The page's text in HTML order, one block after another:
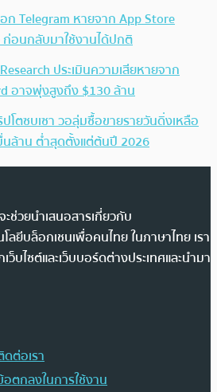
ก Telegram หายจาก App Store
ก่อนกลับมาใช้งานได้ปกติ
ประเมินความเสียหายจาก
อาจพุ่งสูงถึง $130 ล้าน
โตซบเซา วอลุ่มซื้อขายรายวันดิ่งเหลือ
ล้าน ต่ำสุดตั้งแต่ต้นปี 2026
ช่วยนำเสนอสารเกี่ยวกับ
ลยีบล็อกเชนเพื่อคนไทย ในภาษาไทย เรา
บไซต์และเว็บบอร์ดต่างประเทศและนำมา
ดต่อเรา
อตกลงในการใช้งาน